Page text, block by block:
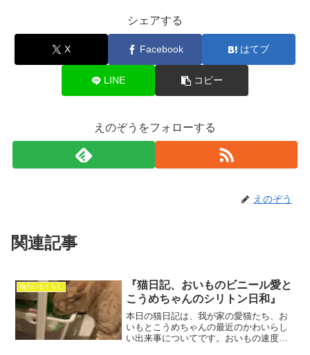
シェアする
X Facebook はてブ
LINE コピー
えのぞうをフォローする
えのぞう
関連記事
猫のいるくらし
『猫日記、おいものビニール愛と
こうめちゃんのシリトン日和』
本日の猫日記は、我が家の愛猫たち、お
いもとこうめちゃんの最近のかわいらし
い出来事についてです。おいもの速度記